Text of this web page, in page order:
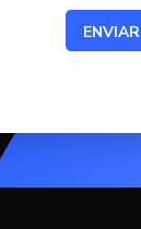
ENVIAR